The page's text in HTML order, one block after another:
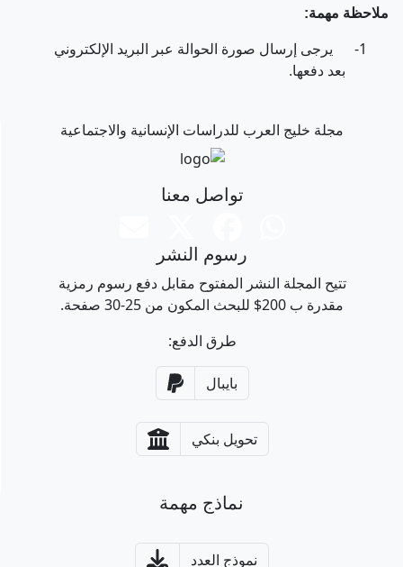
ملاحظة مهمة:
1-
يرجى إرسال صورة الحوالة عبر البريد الإلكتروني
بعد دفعها.
مجلة خليج العرب للدراسات الإنسانية والاجتماعية
تواصل معنا
رسوم النشر
تتيح المجلة النشر المفتوح مقابل دفع رسوم رمزية
مقدرة ب 200$ للبحث المكون من 25-30 صفحة.
طرق الدفع:
بايبال
تحويل بنكي
نماذج مهمة
نموذج العدد